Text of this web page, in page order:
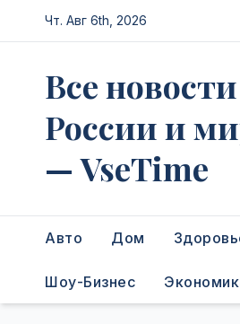
Перейти
к
Чт. Авг 6th, 2026
Все новости
России и
— VseTime
Авто Дом
Шоу-Бизнес